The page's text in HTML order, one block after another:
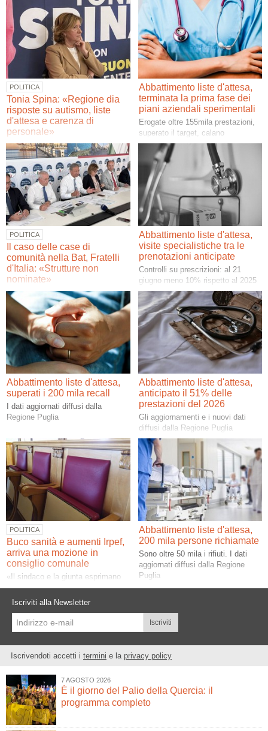
POLITICA
Tonia Spina: «Regione dia
risposte su autismo, liste
d'attesa e carenza di
personale»
Le parole della consigliera
regionale biscegliese a seguito del
consiglio monotematico sulla
sanità
Abbattimento liste d'attesa,
terminata la prima fase dei
piani aziendali sperimentali
Erogate oltre 155mila prestazioni,
superato il target, calano
prescrizioni del 10%. Allo studio la
fase 2
POLITICA
Il caso delle case di
comunità nella Bat, Fratelli
d'Italia: «Strutture non
nominate»
La denuncia: «Abbiamo trovato
bocche cucite quando abbiamo
chiesto informazioni sullo stato di
avanzamento dei cantieri»
Abbattimento liste d'attesa,
visite specialistiche tra le
prenotazioni anticipate
Controlli su prescrizioni: al 21
giugno meno 10% rispetto al 2025
Abbattimento liste d'attesa,
superati i 200 mila recall
I dati aggiornati diffusi dalla
Regione Puglia
Abbattimento liste d'attesa,
anticipato il 51% delle
prestazioni del 2026
Gli aggiornamenti e i nuovi dati
diffusi dalla Regione Puglia
POLITICA
Buco sanità e aumenti Irpef,
arriva una mozione in
consiglio comunale
«Il sindaco e la giunta esprimano
contrarietà sulla manovra». Lo
chiedono tre esponenti
Abbattimento liste d'attesa,
200 mila persone richiamate
Sono oltre 50 mila i rifiuti. I dati
aggiornati diffusi dalla Regione
Puglia
Iscriviti alla Newsletter
Iscriviti
Iscrivendoti accetti i termini e la privacy policy
7 AGOSTO 2026
È il giorno del Palio della Quercia: il
programma completo